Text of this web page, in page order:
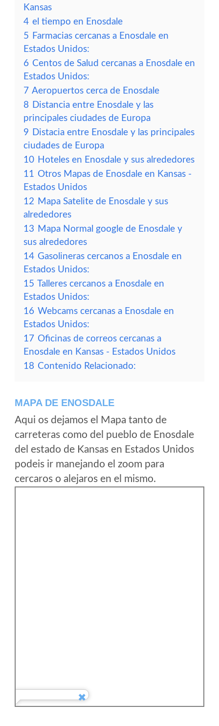
Kansas
4 el tiempo en Enosdale
5 Farmacias cercanas a Enosdale en
Estados Unidos:
6 Centos de Salud cercanas a Enosdale en
Estados Unidos:
7 Aeropuertos cerca de Enosdale
8 Distancia entre Enosdale y las
principales ciudades de Europa
9 Distacia entre Enosdale y las principales
ciudades de Europa
10 Hoteles en Enosdale y sus alrededores
11 Otros Mapas de Enosdale en Kansas -
Estados Unidos
12 Mapa Satelite de Enosdale y sus
alrededores
13 Mapa Normal google de Enosdale y
sus alrededores
14 Gasolineras cercanos a Enosdale en
Estados Unidos:
15 Talleres cercanos a Enosdale en
Estados Unidos:
16 Webcams cercanas a Enosdale en
Estados Unidos:
17 Oficinas de correos cercanas a
Enosdale en Kansas - Estados Unidos
18 Contenido Relacionado:
MAPA DE ENOSDALE
Aqui os dejamos el Mapa tanto de
carreteras como del pueblo de Enosdale
del estado de Kansas en Estados Unidos
podeis ir manejando el zoom para
cercaros o alejaros en el mismo.